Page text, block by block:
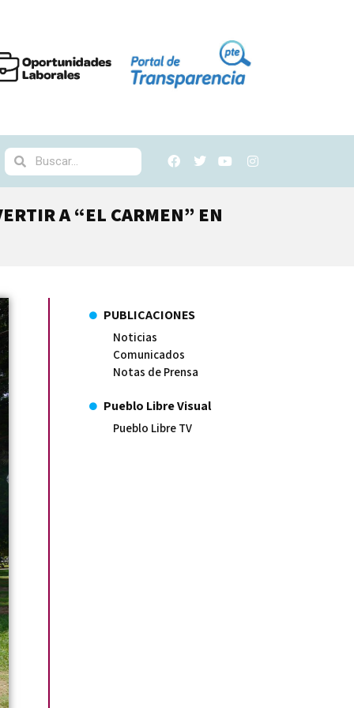
A “EL CARMEN” EN
PUBLICACIONES
Noticias
Comunicados
Notas de Prensa
Pueblo Libre Visual
Pueblo Libre TV